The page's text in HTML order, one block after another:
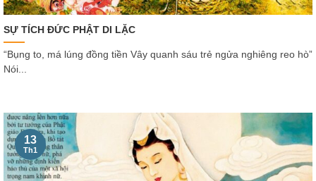
SỰ TÍCH ĐỨC PHẬT DI LẶC
“Bụng to, má lúng đồng tiền Vây quanh sáu trẻ ngửa nghiêng reo hò”
Nói...
13
Th1